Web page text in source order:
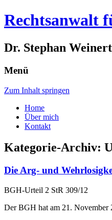
Rechtsanwalt
Dr. Stephan
Menü
Zum Inhalt springen
Home
Über mich
Kontakt
Kategorie-Archiv:
Die Arg- und
BGH-Urteil 2 StR 309/12
Der BGH hat am 21. November